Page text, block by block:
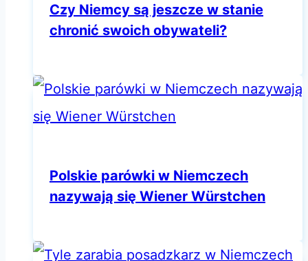
Czy Niemcy są jeszcze w stanie
chronić swoich obywateli?
Polskie parówki w Niemczech
nazywają się Wiener Würstchen